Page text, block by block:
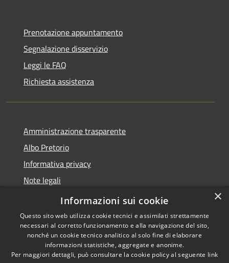
Prenotazione appuntamento
Segnalazione disservizio
Leggi le FAQ
Richiesta assistenza
Amministrazione trasparente
Albo Pretorio
Informativa privacy
Note legali
Dichiarazione di accessibilità
Accessibilità
Copyright © 2026 • Comune di
Castel Gandolfo • Powered by
×
Informazioni sui cookie
Questo sito web utilizza cookie tecnici e assimilati strettamente
necessari al corretto funzionamento e alla navigazione del sito,
nonché un cookie tecnico analitico al solo fine di elaborare
informazioni statistiche, aggregate e anonime.
Per maggiori dettagli, può consultare la cookie policy al seguente link